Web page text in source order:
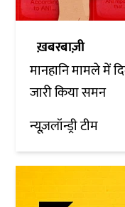
ख़बरबाज़ी
मानहानि मामले में
जारी किया समन
न्यूज़लॉन्ड्री टीम